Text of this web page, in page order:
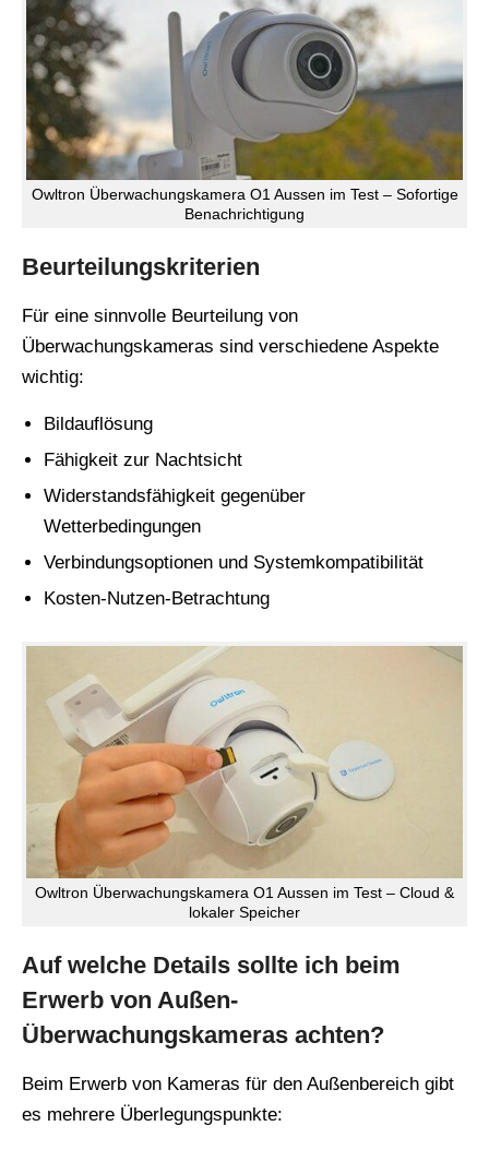
Owltron Überwachungskamera O1 Aussen im Test – Sofortige
Benachrichtigung
Beurteilungskriterien
Für eine sinnvolle Beurteilung von
Überwachungskameras sind verschiedene Aspekte
wichtig:
Bildauflösung
Fähigkeit zur Nachtsicht
Widerstandsfähigkeit gegenüber
Wetterbedingungen
Verbindungsoptionen und Systemkompatibilität
Kosten-Nutzen-Betrachtung
Owltron Überwachungskamera O1 Aussen im Test – Cloud &
lokaler Speicher
Auf welche Details sollte ich beim
Erwerb von Außen-
Überwachungskameras achten?
Beim Erwerb von Kameras für den Außenbereich gibt
es mehrere Überlegungspunkte: